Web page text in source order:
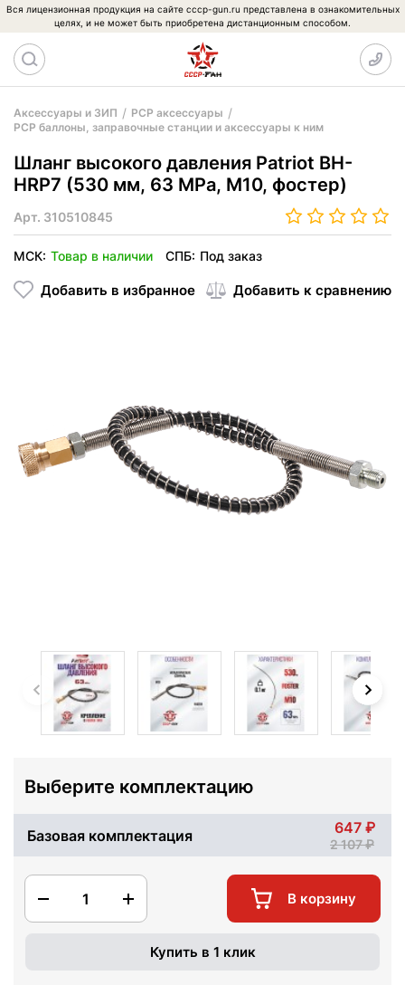
Вся лицензионная продукция на сайте cccp-gun.ru представлена в ознакомительных
целях, и не может быть приобретена дистанционным способом.
Аксессуары и ЗИП
PCP аксессуары
PCP баллоны, заправочные станции и аксессуары к ним
Шланг высокого давления Patriot BH-
HRP7 (530 мм, 63 MPa, M10, фостер)
Арт. 310510845
МСК: Товар в наличии СПБ: Под заказ
Добавить в избранное Добавить к сравнению
Выберите комплектацию
Базовая комплектация 647
2 107
1 В корзину
Купить в 1 клик